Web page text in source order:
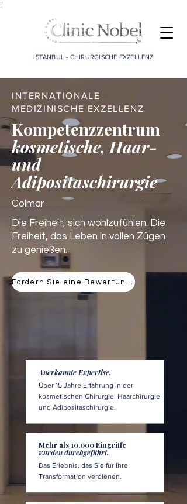
;
ISTANBUL - CHIRURGISCHE EXZELLENZ
INTERNATIONALE
MEDIZINISCHE EXZELLENZ
Kompetenzzentrum
kosmetische, Haar-
und
Adipositaschirurgie
Colmar
Die Freiheit, sich wohlzufühlen. Die
Freiheit, das Leben in vollen Zügen
zu genießen.
Anerkannte Expertise.
Über 15 Jahre Erfahrung in der
kosmetischen Chirurgie, Haarchirurgie
und Adipositaschirurgie.
Mehr als 10.000 Eingriffe
wurden durchgeführt.
Das Erlebnis, das Sie für Ihre
Transformation verdienen.